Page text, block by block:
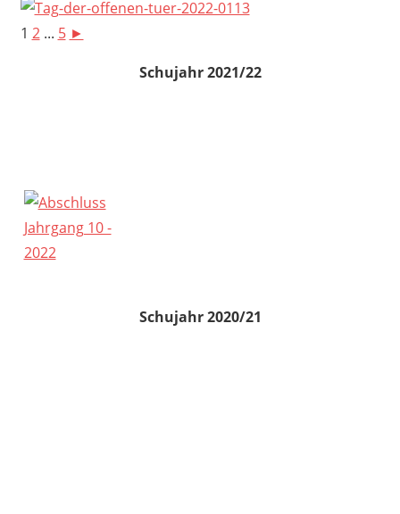
1 2 ... 5 ►
Schujahr 2021/22
Schujahr 2020/21